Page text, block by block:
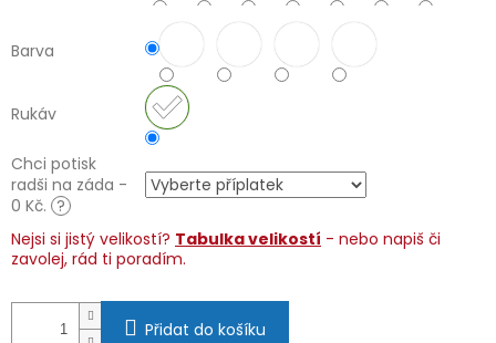
Barva
Rukáv
Chci potisk
radši na záda -
0 Kč. ?
Nejsi si jistý velikostí? Tabulka velikostí - nebo napiš či
zavolej, rád ti poradím.
Přidat do košíku